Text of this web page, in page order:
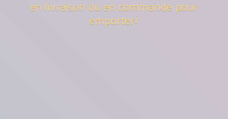
en livraison ou en commande pour
emporter!